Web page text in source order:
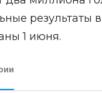
результаты
1 июня.